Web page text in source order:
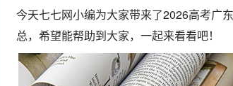
今天七七网小编为大家带来了2026高考广
总，希望能帮助到大家，一起来看看吧！